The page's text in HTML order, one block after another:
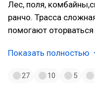
Лес, поля,
ранчо. Трасса
помогают оторваться
Показать полностью
27 10 5